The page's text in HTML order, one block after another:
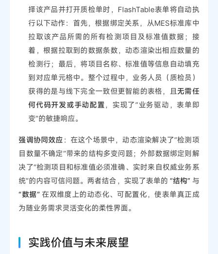
择该产品并打开质检单时，FlashTable表单将自动执
行以下动作：首先，根据绑定关系，从MES标准库中
拉取该产品所需的所有检测项目及标准值数据；接
着，根据拉取到的数据条数，动态渲染出相应数量的
检测行；最后，将项目名称、标准值等信息自动填充
到对应单元格中。整个过程中，业务人员（质检员）
获得的是与线下完全一致但更智能的表格，且无需任
何代码开发或手动配置 ，实现了“业务驱动，表单即
变”的敏捷响应。
强调协同效应 ：在这个场景中，动态渲染解决了“检测项
目数量不确定”带来的结构多变问题；外部数据绑定则解
决了“检测项目和标准值必须准确、实时来自权威业务系
统”的内容可信问题。两者结合，实现了表单的 “结构”与
“数据”在双维度上的动态化、可配置化，使表单真正成
为随业务需求灵活变化的柔性界面。
实践价值与未来展望